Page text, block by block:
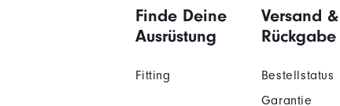
Finde Deine
Ausrüstung
Fitting
Versand &
Rückgabe
Bestellstatus
Garantie